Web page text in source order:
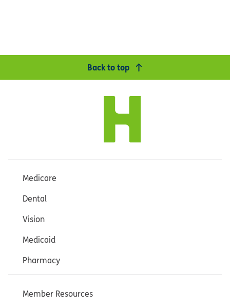
Back to top
Medicare
Dental
Vision
Medicaid
Pharmacy
Member Resources